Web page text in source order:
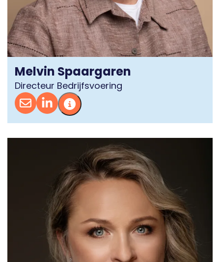
Melvin Spaargaren
Directeur Bedrijfsvoering